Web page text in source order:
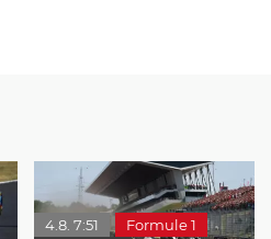
4.8. 7:51
Formule 1